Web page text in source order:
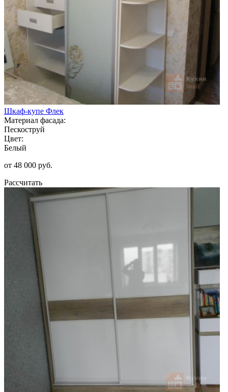
Шкаф-купе Флек
Материал фасада:
Пескоструй
Цвет:
Белый
от 48 000 руб.
Рассчитать